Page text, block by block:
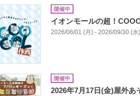
開催中
イオンモールの超！
2026/06/01 (月) - 2026/09/30 (水)
開催中
2026年7月17日(金)屋外あ